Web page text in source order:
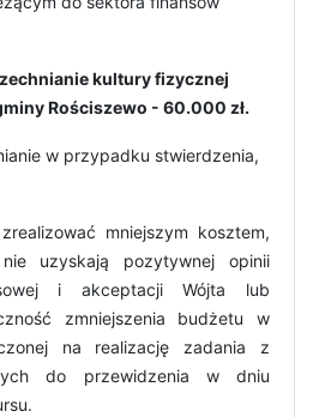
kultury fizycznej
Rościszewo - 60.000 zł.
w przypadku stwierdzenia,
mniejszym kosztem,
uzyskają pozytywnej opinii
i akceptacji Wójta lub
zmniejszenia budżetu w
na realizację zadania z
do przewidzenia w dniu